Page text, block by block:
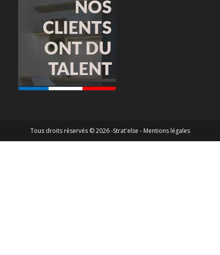
Tous droits réservés © 2026 -Strat'else - Mentions légales